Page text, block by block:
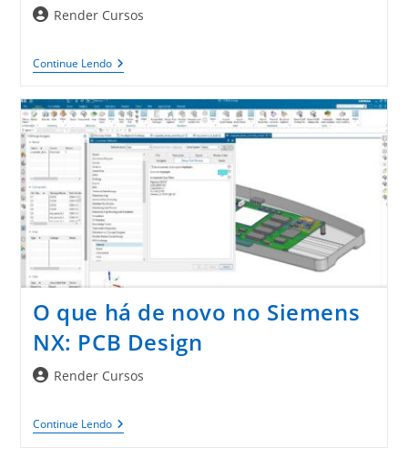
AutorRender Cursos
Continue LendoToyota
E
Revelam
Projeto
De
Impressão
3D
O que há de novo no Siemens
NX: PCB Design
AutorRender Cursos
Continue LendoO
Que